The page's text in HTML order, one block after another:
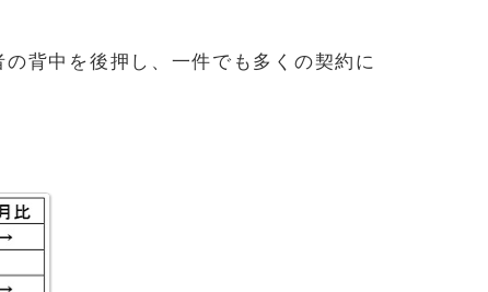
背中を後押し、一件でも多くの契約に